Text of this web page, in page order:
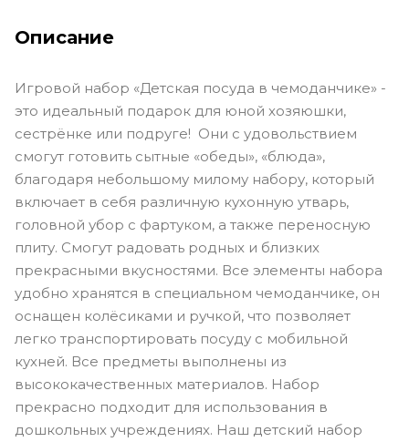
Описание
Игровой набор «Детская посуда в чемоданчике» -
это идеальный подарок для юной хозяюшки,
сестрёнке или подруге! Они с удовольствием
смогут готовить сытные «обеды», «блюда»,
благодаря небольшому милому набору, который
включает в себя различную кухонную утварь,
головной убор с фартуком, а также переносную
плиту. Смогут радовать родных и близких
прекрасными вкусностями. Все элементы набора
удобно хранятся в специальном чемоданчике, он
оснащен колёсиками и ручкой, что позволяет
легко транспортировать посуду с мобильной
кухней. Все предметы выполнены из
высококачественных материалов. Набор
прекрасно подходит для использования в
дошкольных учреждениях. Наш детский набор